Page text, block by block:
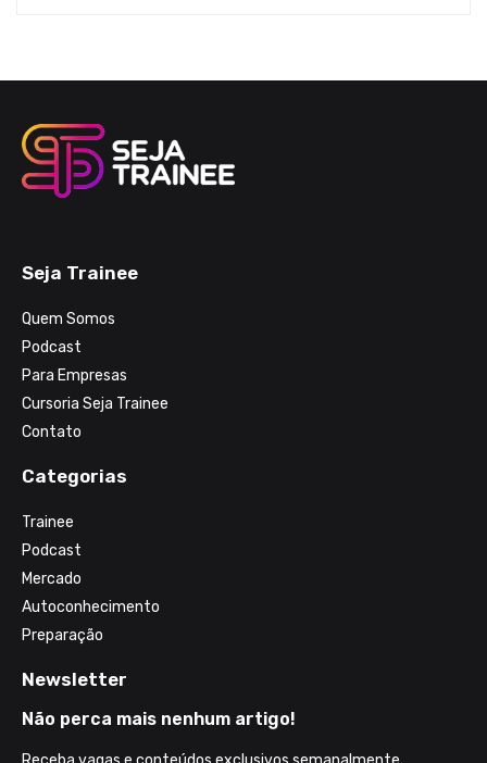
Seja Trainee
Quem Somos
Podcast
Para Empresas
Cursoria Seja Trainee
Contato
Categorias
Trainee
Podcast
Mercado
Autoconhecimento
Preparação
Newsletter
Não perca mais nenhum artigo!